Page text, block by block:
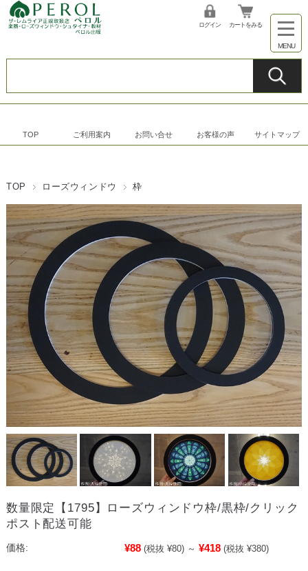
ログイン カートをみる
TOP ご利用案内 お問い合せ お客様の声 サイトマップ
TOP ローズウィンドウ 枠
数量限定【1795】ローズウィンドウ枠/黒枠/クリック
ポスト配送可能
価格: ¥88 (税抜 ¥80) ～ ¥418 (税抜 ¥380)